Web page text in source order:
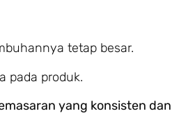
tetap besar.
pada produk.
yang konsisten dan